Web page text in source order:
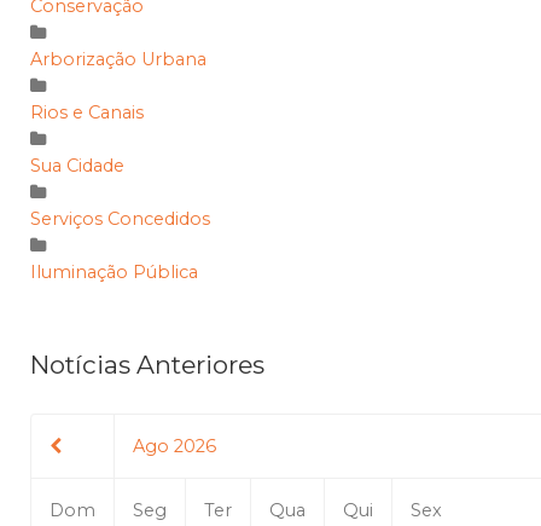
Conservação
Arborização Urbana
Rios e Canais
Sua Cidade
Serviços Concedidos
Iluminação Pública
Notícias Anteriores
Ago 2026
Dom Seg Ter Qua Qui Sex